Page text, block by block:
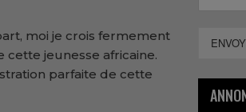
moi je crois fermement
jeunesse africaine.
parfaite de cette